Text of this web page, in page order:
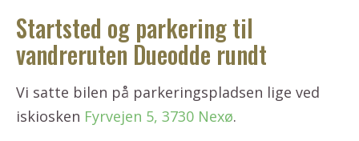
Startsted og parkering til
vandreruten Dueodde rundt
Vi satte bilen på parkeringspladsen lige ved
iskiosken Fyrvejen 5, 3730 Nexø.